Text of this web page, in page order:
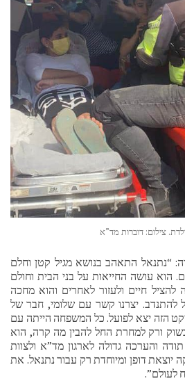
צילום: דוברות מד”א
“נתנאל התאהב בנושא מגיל קטן וחלם
הוא עושה החייאות על בני הבית וחולם
חיים ולעזור לאחרים והוא מחכה
15 כדי להתחיל להתנדב. יצרנו קשר עם שלומי, חבר של
הזה יצא לפועל. כל המשפחה הייתה עם
ורק למחרת החל להבין מה קרה, הוא
והערכה גדולה לארגון מד”א ולצוות
יוצאת דופן ומיוחדת רק עבור נתנאל. את
לעולם”.